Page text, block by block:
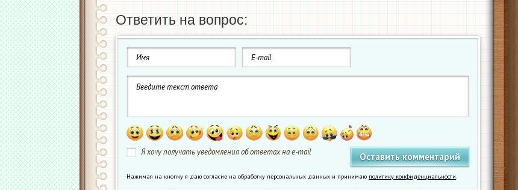
Ответить на вопрос:
Я хочу получать уведомления об ответах на e-mail
Нажимая на кнопку я даю согласие на обработку персональных данных и принимаю политику конфиденциальности.